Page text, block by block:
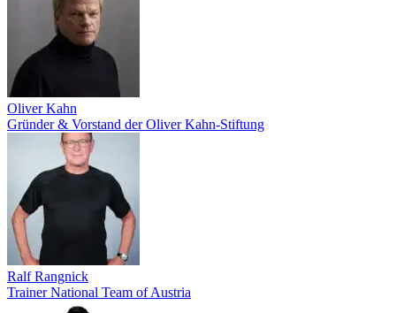
Oliver Kahn
Gründer & Vorstand der Oliver Kahn-Stiftung
Ralf Rangnick
Trainer National Team of Austria